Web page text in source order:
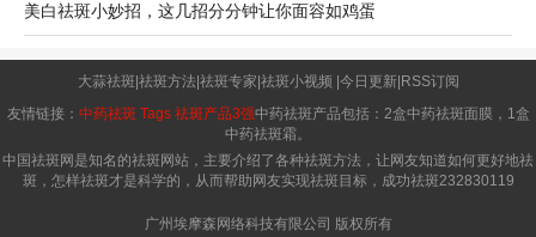
美白祛斑小妙招，这几招分分钟让你面容如鸡蛋
大蒜祛斑 祛斑方法 祛斑专家 祛斑小视频 今日更新| RSS订阅
友情链接： 中药祛斑 Tags 祛斑产品3强中药祛斑产品包括：2盒中药祛斑面膜，1盒
中药祛斑霜。
中国祛斑网是知名的祛斑网站，主要介绍了各种祛斑方法，让网友知道如何更好地祛
斑，怎样祛斑才是科学的，从而帮助网友实现祛斑目标，成功祛斑232830119
广州埃摩森网络科技有限公司 版权所有